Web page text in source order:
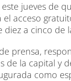
jueves de
acceso
a cinco de
prensa,
de la capital y
como